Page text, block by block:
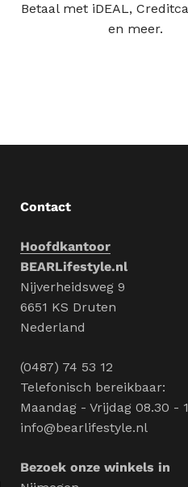
Betaal met iDEAL,
en meer.
Contact
Hoofdkantoor
BEARLifestyle.nl
Nijverheidsweg 9
6651 KS Druten
Nederland
(0487) 74 53 12
Telefonisch bereikbaar:
Maandag - Vrijdag 08.30 -
info@bearlifestyle.nl
Bezoek onze winkels in